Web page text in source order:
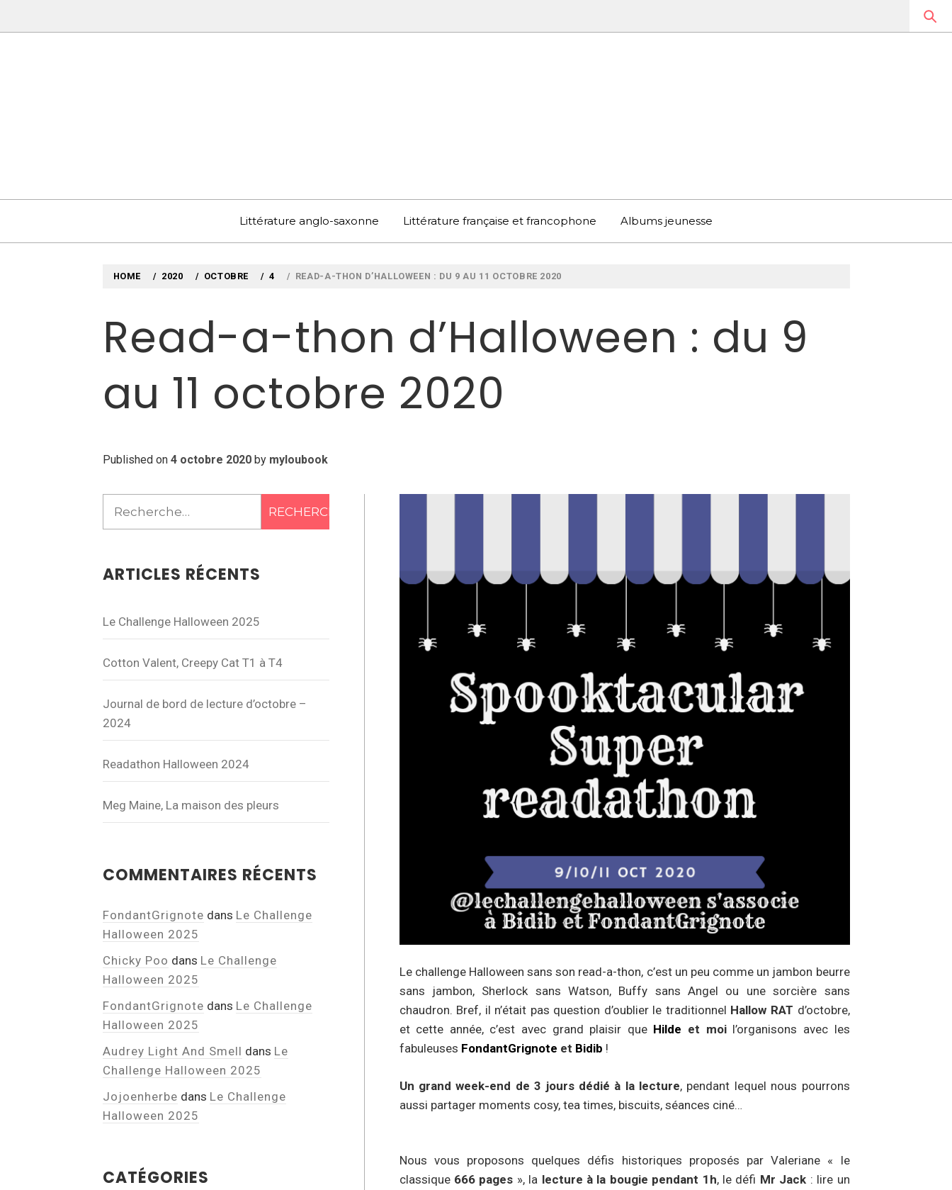
to
Littérature anglo-saxonne Littérature française et francophone Albums jeunesse
HOME 2020 OCTOBRE 4 READ-A-THON D’HALLOWEEN : DU 9 AU 11 OCTOBRE 2020
Read-a-thon d’Halloween : du 9
au 11 octobre 2020
Published on 4 octobre 2020by myloubook
Le challenge Halloween sans son read-a-thon, c’est un peu comme un jambon beurre
sans jambon, Sherlock sans Watson, Buffy sans Angel ou une sorcière sans
chaudron. Bref, il n’était pas question d’oublier le traditionnel Hallow RAT d’octobre,
et cette année, c’est avec grand plaisir que Hilde et moil’organisons avec les
fabuleuses FondantGrignote et Bidib !
Un grand week-end de 3 jours dédié à la lecture, pendant lequel nous pourrons
aussi partager moments cosy, tea times, biscuits, séances ciné…
Nous vous proposons quelques défis historiques proposés par Valeriane « le
classique 666 pages », la lecture à la bougie pendant 1h, le défi Mr Jack : lire un
Rechercher :
ARTICLES RÉCENTS
Le Challenge Halloween 2025
Cotton Valent, Creepy Cat T1 à T4
Journal de bord de lecture d’octobre –
2024
Readathon Halloween 2024
Meg Maine, La maison des pleurs
COMMENTAIRES RÉCENTS
FondantGrignote dans Le Challenge
Halloween 2025
Chicky Poo dans Le Challenge
Halloween 2025
FondantGrignote dans Le Challenge
Halloween 2025
Audrey Light And Smell dans Le
Challenge Halloween 2025
Jojoenherbe dans Le Challenge
Halloween 2025
CATÉGORIES